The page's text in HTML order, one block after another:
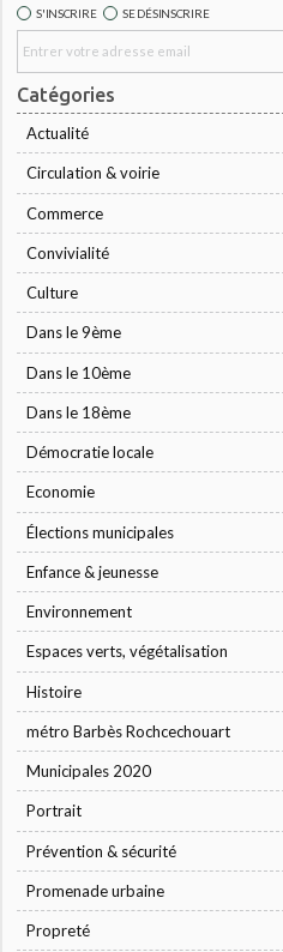
S'INSCRIRE SE DÉSINSCRIRE
Catégories
Actualité
Circulation & voirie
Commerce
Convivialité
Culture
Dans le 9ème
Dans le 10ème
Dans le 18ème
Démocratie locale
Economie
Élections municipales
Enfance & jeunesse
Environnement
Espaces verts, végétalisation
Histoire
métro Barbès Rochcechouart
Municipales 2020
Portrait
Prévention & sécurité
Promenade urbaine
Propreté